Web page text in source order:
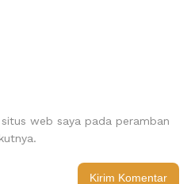
web saya pada peramban